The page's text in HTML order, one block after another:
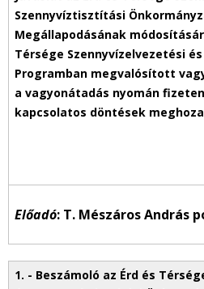
Előadó: T. Mészáros András